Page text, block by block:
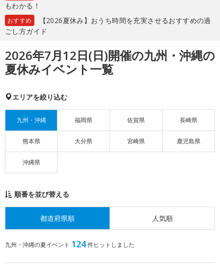
もわかる！
おすすめ
【2026夏休み】おうち時間を充実させるおすすめの過
ごし方ガイド
2026年7月12日(日)開催の九州・沖縄の
夏休みイベント一覧
エリアを絞り込む
九州・沖縄 福岡県 佐賀県 長崎県
熊本県 大分県 宮崎県 鹿児島県
沖縄県
順番を並び替える
都道府県順 人気順
九州・沖縄の夏イベント 124件ヒットしました